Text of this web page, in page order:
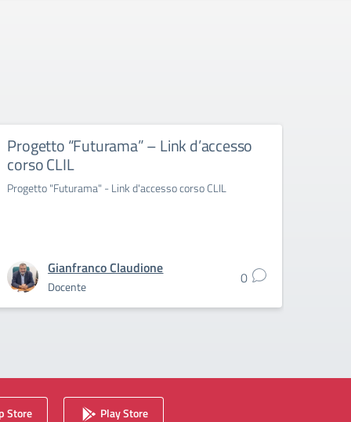
Progetto “Futurama” – Link d’accesso
corso CLIL
Progetto "Futurama" - Link d'accesso corso CLIL
Gianfranco Claudione
Docente 0
Store Play Store